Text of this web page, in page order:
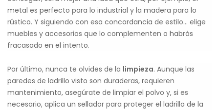
metal es perfecto para lo industrial y la madera para lo
rústico. Y siguiendo con esa concordancia de estilo… elige
muebles y accesorios que lo complementen o habrás
fracasado en el intento.
Por último, nunca te olvides de la limpieza. Aunque las
paredes de ladrillo visto son duraderas, requieren
mantenimiento, asegúrate de limpiar el polvo y, si es
necesario, aplica un sellador para proteger el ladrillo de la